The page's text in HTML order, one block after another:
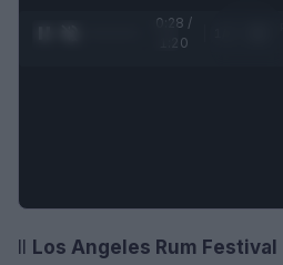
0:29 /
1:20
Il Los Angeles Rum Festival